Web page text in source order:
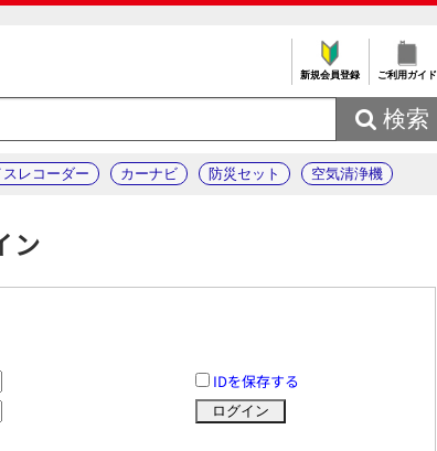
新規会員登録 ご利用ガイド
 検索
レコーダー カーナビ 防災セット 空気清浄機
ン
IDを保存する